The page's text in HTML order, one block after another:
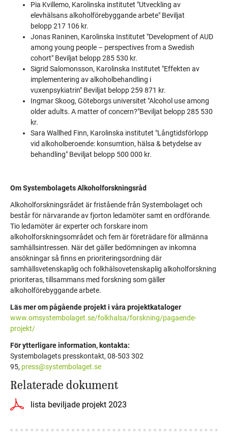
Pia Kvillemo, Karolinska institutet "Utveckling av
elevhälsans alkoholförebyggande arbete" Beviljat
belopp 217 106 kr.
Jonas Raninen, Karolinska Institutet "Development of AUD
among young people – perspectives from a Swedish
cohort" Beviljat belopp 285 530 kr.
Sigrid Salomonsson, Karolinska Institutet "Effekten av
implementering av alkoholbehandling i
vuxenpsykiatrin" Beviljat belopp 259 871 kr.
Ingmar Skoog, Göteborgs universitet "Alcohol use among
older adults. A matter of concern?"​​​​​​​Beviljat belopp 285 530
kr.​​​​​​​​​​​​​​
Sara Wallhed Finn, Karolinska institutet "Långtidsförlopp
vid alkoholberoende: konsumtion, hälsa & betydelse av
behandling" Beviljat belopp 500 000 kr.​​​​​​​​​​​​​​
Om Systembolagets Alkoholforskningsråd
Alkoholforskningsrådet är fristående från Systembolaget och
består för närvarande av fjorton ledamöter samt en ordförande.
Tio ledamöter är experter och forskare inom
alkoholforskningsområdet och fem är företrädare för allmänna
samhällsintressen. När det gäller bedömningen av inkomna
ansökningar så finns en prioriteringsordning där
samhällsvetenskaplig och folkhälsovetenskaplig alkoholforskning
prioriteras, tillsammans med forskning som gäller
alkoholförebyggande arbete.
Läs mer om pågående projekt i våra projektkataloger
www.omsystembolaget.se/folkhalsa/forskning/pagaende-
projekt/
För ytterligare information, kontakta:
Systembolagets presskontakt, 08-503 302
95, press@systembolaget.se
Relaterade dokument
lista beviljade projekt 2023